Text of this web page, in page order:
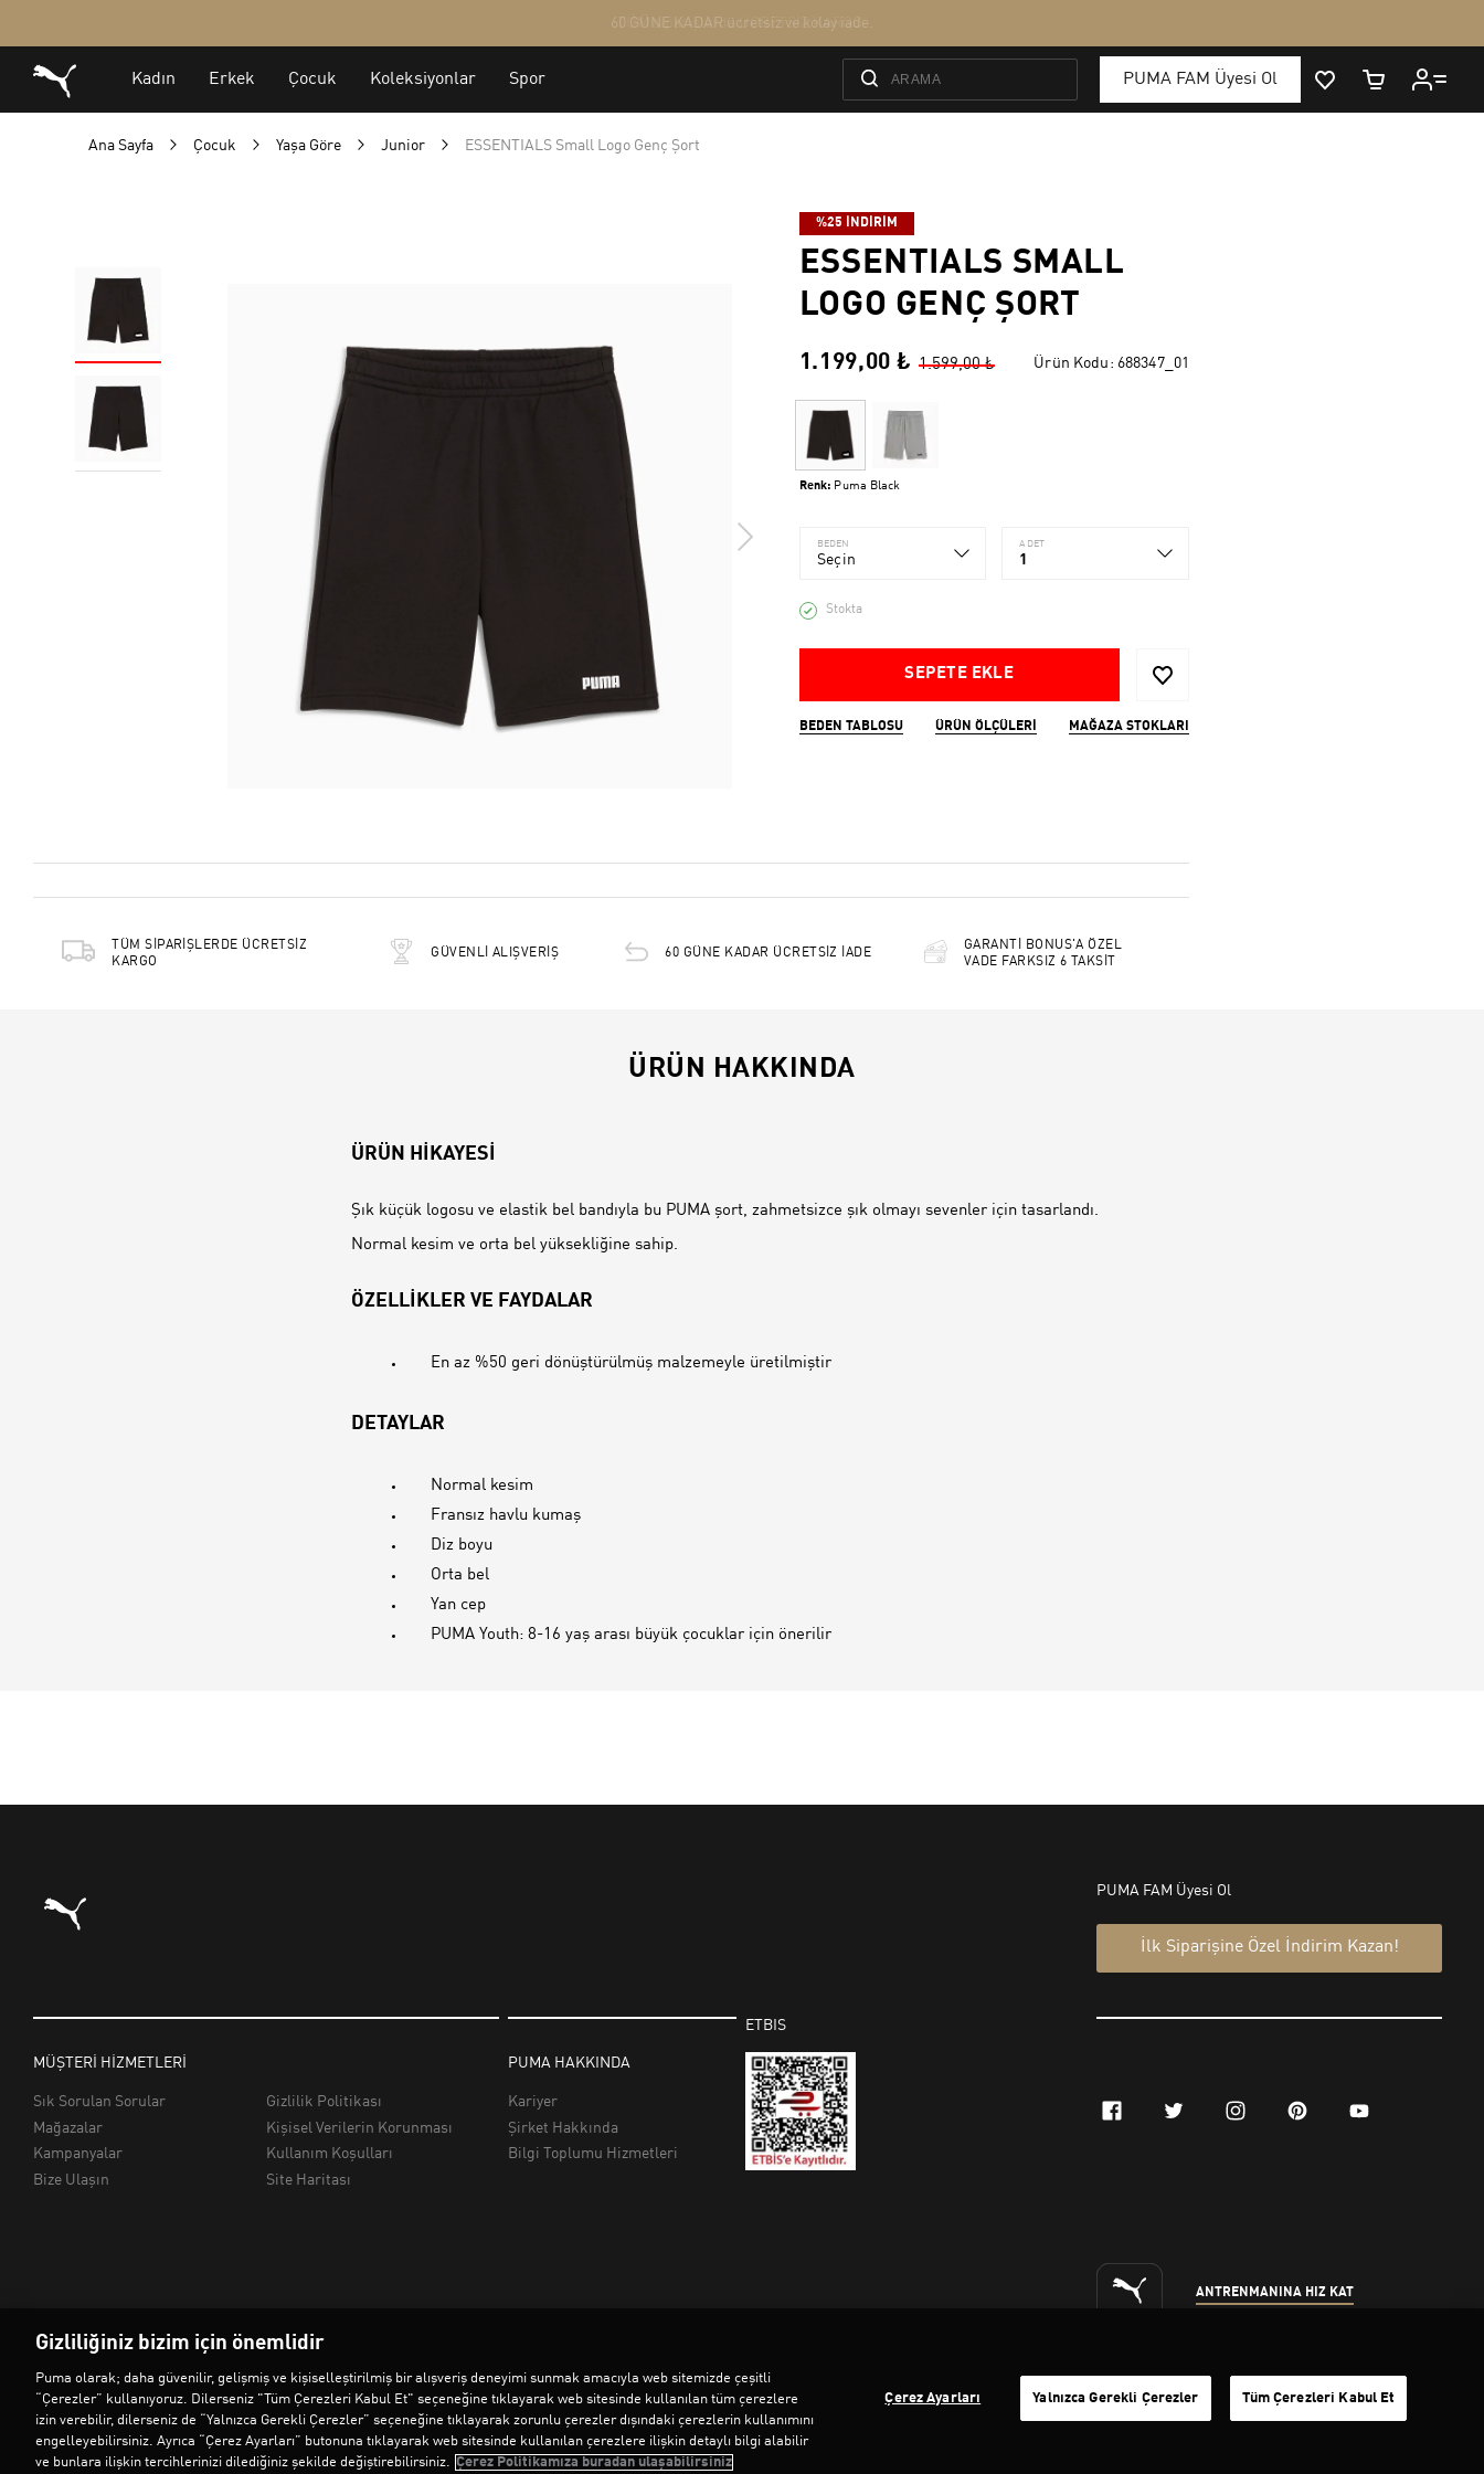
Ana Sayfa Çocuk Yaşa Göre Junior ESSENTIALS Small Logo Genç Şort
%25 İNDİRİM
ESSENTIALS SMALL
LOGO GENÇ ŞORT
1.199,00 ₺ 1.599,00 ₺ Ürün Kodu: 688347_01
Renk: Puma Black
BEDEN
Seçin
ADET
1
Stokta
SEPETE EKLE
BEDEN TABLOSU ÜRÜN ÖLÇÜLERI MAĞAZA STOKLARI
TÜM SİPARİŞLERDE ÜCRETSİZ
KARGO
GÜVENLİ ALIŞVERİŞ 60 GÜNE KADAR ÜCRETSİZ İADE
GARANTİ BONUS'A ÖZEL
VADE FARKSIZ 6 TAKSİT
ÜRÜN HAKKINDA
ÜRÜN HİKAYESİ
Şık küçük logosu ve elastik bel bandıyla bu PUMA şort, zahmetsizce şık olmayı sevenler için tasarlandı.
Normal kesim ve orta bel yüksekliğine sahip.
ÖZELLİKLER VE FAYDALAR
En az %50 geri dönüştürülmüş malzemeyle üretilmiştir
DETAYLAR
Normal kesim
Fransız havlu kumaş
Diz boyu
Orta bel
Yan cep
PUMA Youth: 8-16 yaş arası büyük çocuklar için önerilir
Gizliliğiniz bizim için önemlidir
Puma olarak; daha güvenilir, gelişmiş ve kişiselleştirilmiş bir alışveriş deneyimi sunmak amacıyla web sitemizde çeşitli
“Çerezler” kullanıyoruz. Dilerseniz "Tüm Çerezleri Kabul Et" seçeneğine tıklayarak web sitesinde kullanılan tüm çerezlere
izin verebilir, dilerseniz de “Yalnızca Gerekli Çerezler” seçeneğine tıklayarak zorunlu çerezler dışındaki çerezlerin kullanımını
engelleyebilirsiniz. Ayrıca “Çerez Ayarları” butonuna tıklayarak web sitesinde kullanılan çerezlere ilişkin detaylı bilgi alabilir
ve bunlara ilişkin tercihlerinizi dilediğiniz şekilde değiştirebilirsiniz. Çerez Politikamıza buradan ulaşabilirsiniz
Çerez Ayarları Yalnızca Gerekli Çerezler Tüm Çerezleri Kabul Et